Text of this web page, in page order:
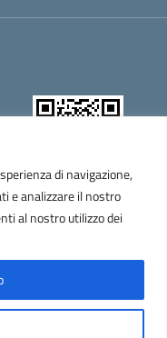
di navigazione,
e analizzare il nostro
al nostro utilizzo dei
QR Code per accedere alla
WebApp
by Designers Italia